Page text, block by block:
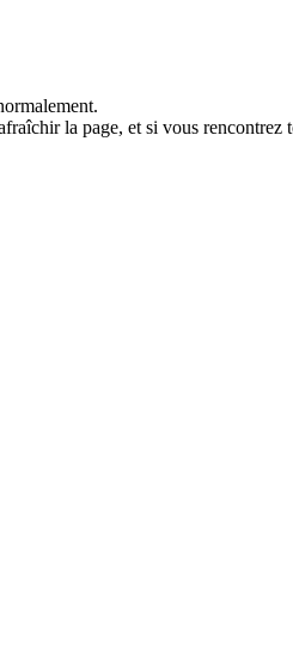
la page, et si vous